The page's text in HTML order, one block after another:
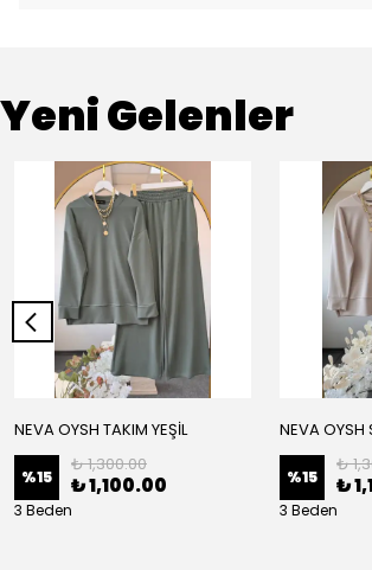
Yeni Gelenler
NEVA OYSH TAKIM YEŞİL
%15
₺ 1,300.00
₺ 1,100.00
3 Beden
NEVA OYSH
%15
₺
₺
3 Beden